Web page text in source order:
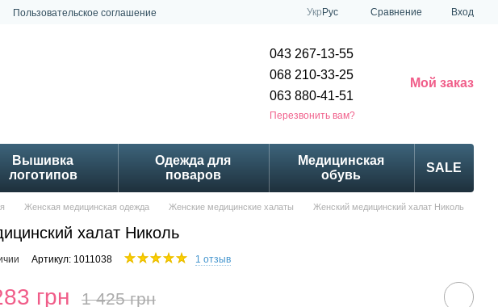
Пользовательское соглашение
Укр Рус Сравнение Вход
043 267-13-55
068 210-33-25
063 880-41-51
Перезвонить вам?
Мой заказ
Вышивка
логотипов
Одежда для
поваров
Медицинская
обувь
SALE
Женская медицинская одежда Женские медицинские халаты Женский медицинский халат Николь
халат Николь
Артикул: 1011038 1 отзыв
грн 1 425 грн